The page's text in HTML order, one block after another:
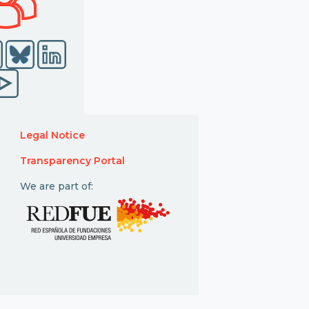
Legal Notice
Transparency Portal
We are part of: